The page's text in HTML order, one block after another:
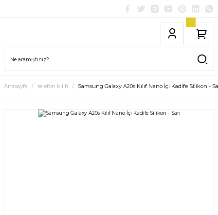
Anasayfa telefon kılıfı Samsung Galaxy A20s Kılıf Nano İçi Kadife Silikon -